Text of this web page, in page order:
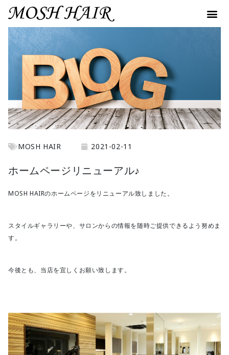
MOSH HAIR 2021-02-11
ホームページリニューアル♪
MOSH HAIRのホームページをリニューアル致しました。
スタイルギャラリーや、サロンからの情報を随時ご提供できるよう努めま
す。
今後とも、当店を宜しくお願い致します。